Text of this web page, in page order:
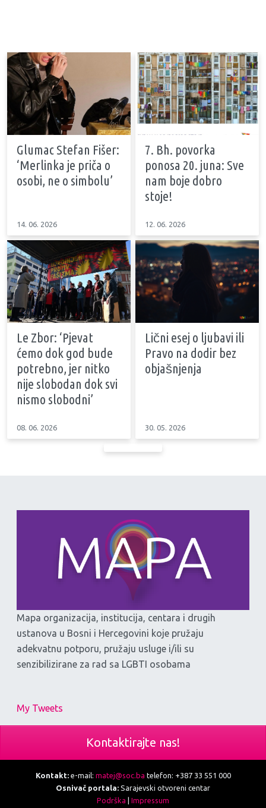
Glumac Stefan Fišer:
‘Merlinka je priča o
osobi, ne o simbolu’
14. 06. 2026
7. Bh. povorka
ponosa 20. juna: Sve
nam boje dobro
stoje!
12. 06. 2026
Le Zbor: ‘Pjevat
ćemo dok god bude
potrebno, jer nitko
nije slobodan dok svi
nismo slobodni’
08. 06. 2026
Lični esej o ljubavi ili
Pravo na dodir bez
objašnjenja
30. 05. 2026
Mapa organizacija, institucija, centara i drugih
ustanova u Bosni i Hercegovini koje pružaju
adekvatnu potporu, pružaju usluge i/ili su
senzibilizirane za rad sa LGBTI osobama
My Tweets
Kontaktirajte nas!
Kontakt:e-mail: matej@soc.ba telefon: +387 33 551 000
Osnivač portala: Sarajevski otvoreni centar
Podrška
Impressum